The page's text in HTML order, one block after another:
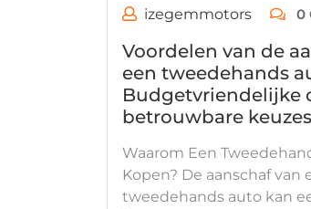
izegemmotors 0
Voordelen van de
een tweedehands
Budgetvriendelijke
betrouwbare keuzes
Waarom Een
Kopen? De aanschaf van
tweedehands auto kan